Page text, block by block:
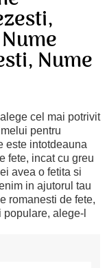
Nume
cel mai potrivit
pentru
este intotdeauna
fete, incat cu greu
avea o fetita si
in ajutorul tau
romanesti de fete,
alege-l